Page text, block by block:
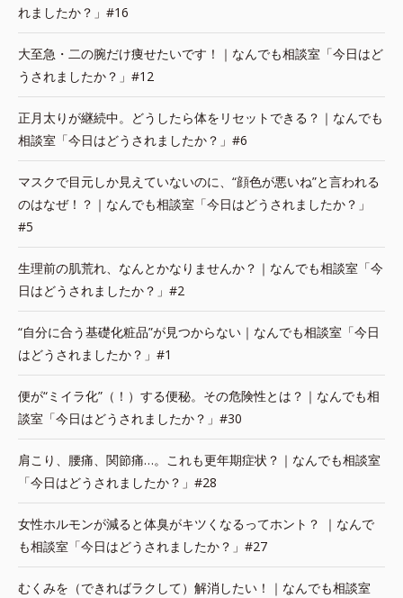
れましたか？」#16
大至急・二の腕だけ痩せたいです！｜なんでも相談室「今日はど
うされましたか？」#12
正月太りが継続中。どうしたら体をリセットできる？｜なんでも
相談室「今日はどうされましたか？」#6
マスクで目元しか見えていないのに、“顔色が悪いね”と言われる
のはなぜ！？｜なんでも相談室「今日はどうされましたか？」
#5
生理前の肌荒れ、なんとかなりませんか？｜なんでも相談室「今
日はどうされましたか？」#2
“自分に合う基礎化粧品”が見つからない｜なんでも相談室「今日
はどうされましたか？」#1
便が“ミイラ化”（！）する便秘。その危険性とは？｜なんでも相
談室「今日はどうされましたか？」#30
肩こり、腰痛、関節痛…。これも更年期症状？｜なんでも相談室
「今日はどうされましたか？」#28
女性ホルモンが減ると体臭がキツくなるってホント？ ｜なんで
も相談室「今日はどうされましたか？」#27
むくみを（できればラクして）解消したい！｜なんでも相談室